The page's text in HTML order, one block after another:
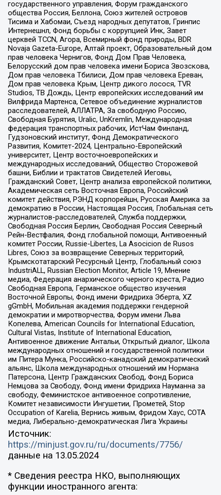
государственного управления, Форум гражданского
общества Россия, Беллона, Союз жителей островов
Тисима и Хабомаи, Съезд народных депутатов, Гринпис
Интернешнл, Фонд борьбы с коррупцией Инк, Завет
церквей TCCN, Агора, Всемирный фонд природы, BDR
Novaja Gazeta-Europe, Алтай проект, Образовательный дом
прав человека Чернигов, Фонд Дом Прав Человека,
Белорусский дом прав человека имени Бориса Звозскова,
Дом прав человека Тбилиси, Дом прав человека Ереван,
Дом прав человека Крым, Центр дикого лосося, TVR
Studios, ТВ Дождь, Центр европейских исследований им
Вилфрида Мартенса, Сетевое объединение журналистов
расследователей, АЛЛАТРА, За свободную Россию,
Свободная Бурятия, Uralic, UnKremlin, Международная
федерация транспортных рабочих, ИстЧам Финланд,
Гудзоновский институт, Фонд Демократического
Развития, Комитет-2024, Центрально-Европейский
университет, Центр восточноевропейских и
международных исследований, Общество Сторожевой
башни, Библии и трактатов Свидетелей Иеговы,
Гражданский Совет, Центр анализа европейской политики,
Академическая сеть Восточная Европа, Российский
комитет действия, РЭНД корпорейшн, Русская Америка за
демократию в России, Настоящая Россия, Глобальная сеть
журналистов-расследователей, Служба поддержки,
Свободная Россия Берлин, Свободная Россия Северный
Рейн-Вестфалия, Фонд глобальной помощи, Антивоенный
комитет России, Russie-Libertes, La Asocicion de Rusos
Libres, Союз за возвращение Северных территорий,
Крымскотатарский Ресурсный Центр, Глобальный союз
IndustriALL, Russian Election Monitor, Article 19, Мнение
медиа, Федерация анархического черного креста, Радио
Свободная Европа, Германское общество изучения
Восточной Европы, Фонд имени Фридриха Эберта, XZ
gGmbH, Мобильная академия поддержки гендерной
демократии и миротворчества, Форум имени Льва
Копелева, American Councils for International Education,
Cultural Vistas, Institute of International Education,
Антивоенное движение Антальи, Открытый диалог, Школа
международных отношений и государственной политики
им Питера Мунка, Российско-канадский демократический
альянс, Школа международных отношений им Нормана
Патерсона, Центр Гражданских Свобод, Фонд Бориса
Немцова за Свободу, Фонд имени Фридриха Науманна за
свободу, Феминистское антивоенное сопротивление,
Комитет независимости Ингушетии, Прометей, Stop
Occupation of Karelia, Вернись живым, Фридом Хаус, СОТА
медиа, Либерально-демократическая Лига Украины
Источник:
https://minjust.gov.ru/ru/documents/7756/
данные на 13.05.2024
* Сведения реестра НКО, выполняющих
функции иностранного агента: